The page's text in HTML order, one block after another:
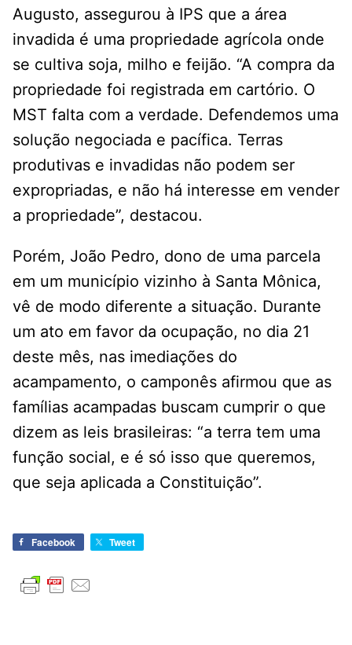
Augusto, assegurou à IPS que a área
invadida é uma propriedade agrícola onde
se cultiva soja, milho e feijão. “A compra da
propriedade foi registrada em cartório. O
MST falta com a verdade. Defendemos uma
solução negociada e pacífica. Terras
produtivas e invadidas não podem ser
expropriadas, e não há interesse em vender
a propriedade”, destacou.
Porém, João Pedro, dono de uma parcela
em um município vizinho à Santa Mônica,
vê de modo diferente a situação. Durante
um ato em favor da ocupação, no dia 21
deste mês, nas imediações do
acampamento, o camponês afirmou que as
famílias acampadas buscam cumprir o que
dizem as leis brasileiras: “a terra tem uma
função social, e é só isso que queremos,
que seja aplicada a Constituição”.
Facebook Tweet